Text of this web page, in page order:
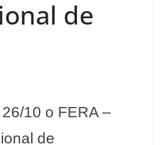
de
10 o FERA –
de